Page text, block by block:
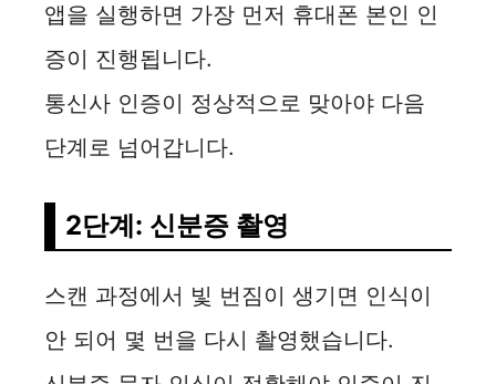
i
d
o
앱을 실행하면 가장 먼저 휴대폰 본인 인
증이 진행됩니다.
통신사 인증이 정상적으로 맞아야 다음
단계로 넘어갑니다.
2단계: 신분증 촬영
스캔 과정에서 빛 번짐이 생기면 인식이
안 되어 몇 번을 다시 촬영했습니다.